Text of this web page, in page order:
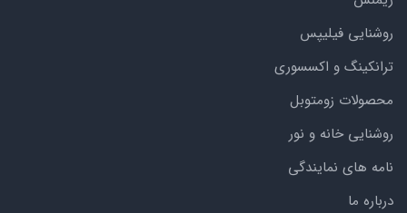
روشنایی فیلیپس
ترانکینگ و اکسسوری
محصولات زومتوبل
روشنایی خانه و نور
نامه های نمایندگی
درباره ما